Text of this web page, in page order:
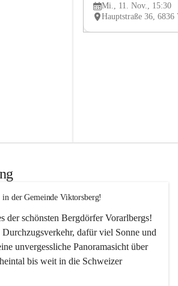
Mi., 11. Nov., 15:30
der Gemeinde Viktorsberg!
der schönsten Bergdörfer Vorarlbergs!
dafür viel Sonne und
unvergessliche Panoramasicht über
bis weit in die Schweizer